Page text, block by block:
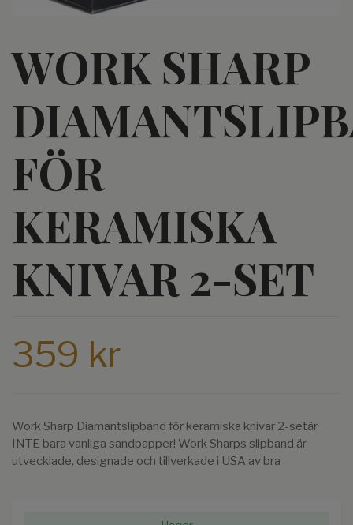
WORK SHARP
FÖR
KERAMISKA
KNIVAR 2-SET
359 kr
Work Sharp Diamantslipband för keramiska knivar 2-setär
INTE bara vanliga sandpapper! Work Sharps slipband är
utvecklade, designade och tillverkade i USA av bra